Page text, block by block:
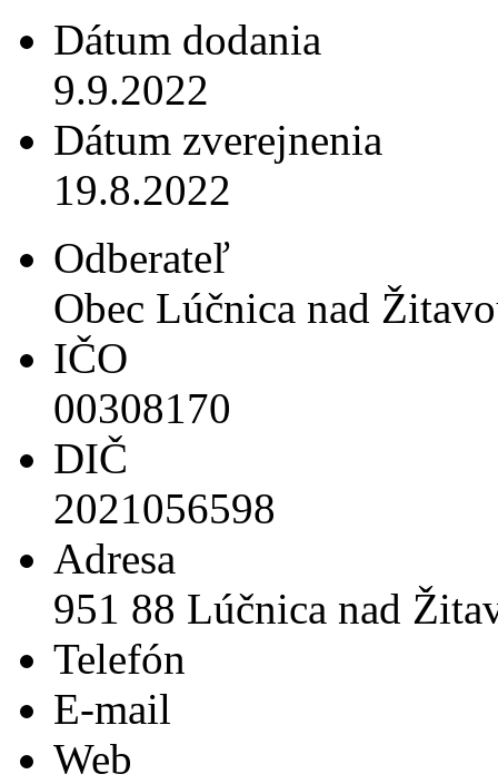
Dátum dodania
9.9.2022
Dátum zverejnenia
19.8.2022
Odberateľ
Obec Lúčnica nad
IČO
00308170
DIČ
2021056598
Adresa
951 88 Lúčnica nad
Telefón
E-mail
Web